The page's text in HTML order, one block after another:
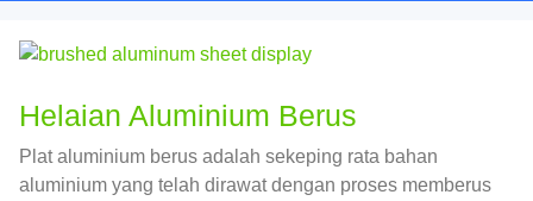
Helaian Aluminium Berus
Plat aluminium berus adalah sekeping rata bahan
aluminium yang telah dirawat dengan proses memberus